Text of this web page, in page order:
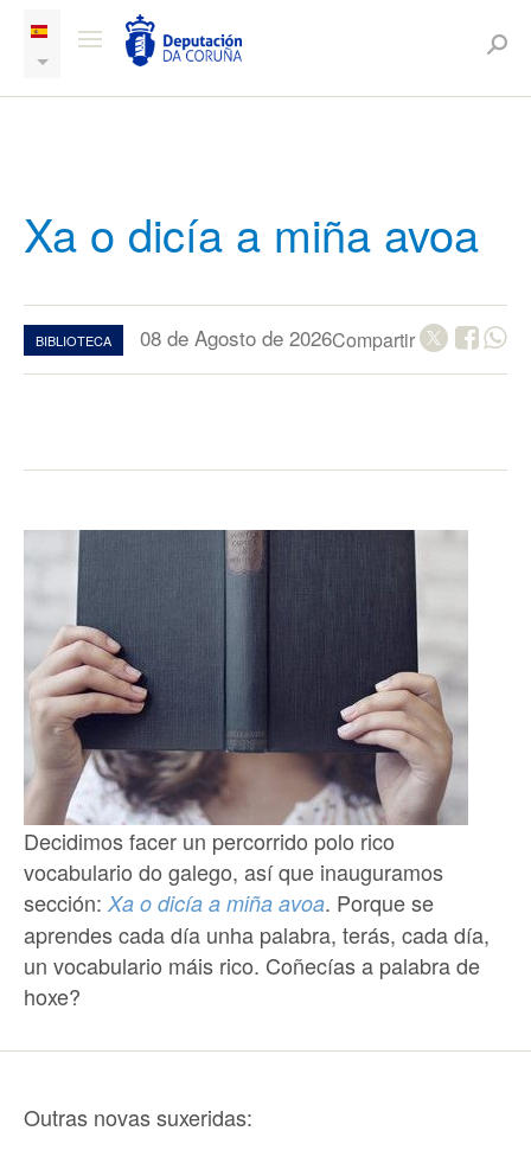
Xa o dicía a miña avoa
BIBLIOTECA 08 de Agosto de 2026Compartir
Decidimos facer un percorrido polo rico
vocabulario do galego, así que inauguramos
sección: Xa o dicía a miña avoa. Porque se
aprendes cada día unha palabra, terás, cada día,
un vocabulario máis rico. Coñecías a palabra de
hoxe?
Outras novas suxeridas: